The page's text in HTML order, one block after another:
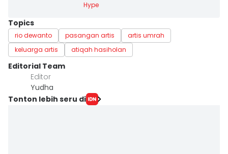
Hype
Topics
rio dewanto pasangan artis
artis umrah
keluarga artis
atiqah hasiholan
Editorial Team
Editor
Yudha ‎
Tonton lebih seru di